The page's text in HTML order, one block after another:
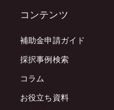
コンテンツ
補助金申請ガイド
採択事例検索
コラム
お役立ち資料